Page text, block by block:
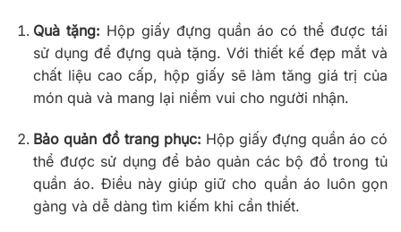
Quà tặng: Hộp giấy đựng quần áo có thể được tái
sử dụng để đựng quà tặng. Với thiết kế đẹp mắt và
chất liệu cao cấp, hộp giấy sẽ làm tăng giá trị của
món quà và mang lại niềm vui cho người nhận.
Bảo quản đồ trang phục: Hộp giấy đựng quần áo có
thể được sử dụng để bảo quản các bộ đồ trong tủ
quần áo. Điều này giúp giữ cho quần áo luôn gọn
gàng và dễ dàng tìm kiếm khi cần thiết.